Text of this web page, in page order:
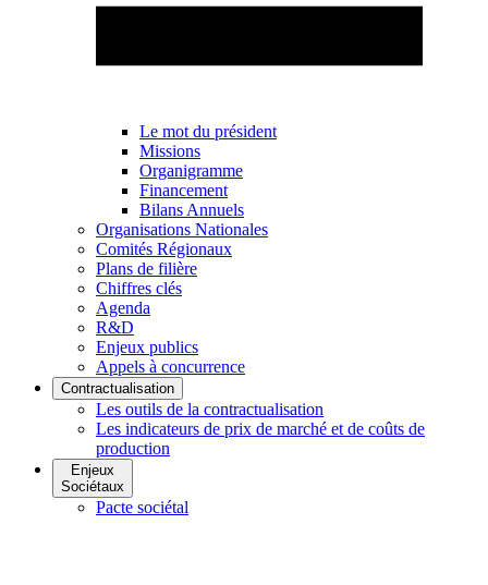
Le mot du président
Missions
Organigramme
Financement
Bilans Annuels
Organisations Nationales
Comités Régionaux
Plans de filière
Chiffres clés
Agenda
R&D
Enjeux publics
Appels à concurrence
Contractualisation
Les outils de la contractualisation
Les indicateurs de prix de marché et de coûts de
production
Enjeux
Sociétaux
Pacte sociétal